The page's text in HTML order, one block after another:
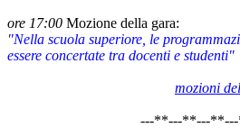
ore 17:00 Mozione della gara:
"Nella scuola superiore, le
essere concertate tra docenti e studenti"
mozioni
---**---**---